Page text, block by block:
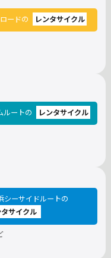
ードの レンタサイクル
ルートの レンタサイクル
シーサイドルートの
タサイクル